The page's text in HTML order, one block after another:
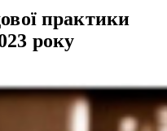
практики
року